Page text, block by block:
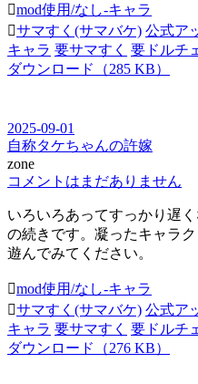
mod使用/なし-キャラ
サマすく(サマバケ) 公式ア
キャラ 要サマすく 要ドルチ
ダウンロード（285 KB）
2025-09-01
自称タケちゃんの許嫁
zone
コメントはまだありません
いろいろあってすっかり遅
の続きです。凝ったキャラ
遊んでみてください。
mod使用/なし-キャラ
サマすく(サマバケ) 公式ア
キャラ 要サマすく 要ドルチ
ダウンロード（276 KB）